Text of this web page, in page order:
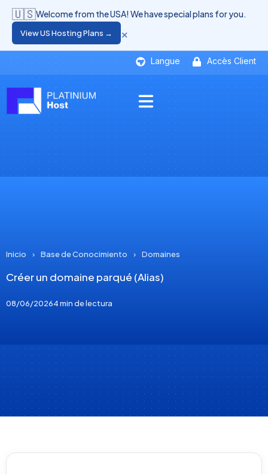
Langue Accès Client
🇺🇸Welcome from the USA! We have special plans for you.
View US Hosting Plans → ×
Inicio › Base de Conocimiento › Domaines
Créer un domaine parqué (Alias)
08/06/20264 min de lectura